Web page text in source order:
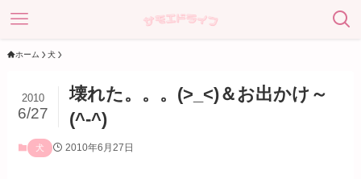
ホーム 犬
壊れた。。。(>_<)＆お出かけ～
(^-^)
2010
6/27
犬 2010年6月27日